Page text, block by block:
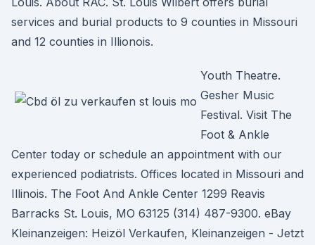
services and burial products to 9 counties in Missouri
and 12 counties in Illionois.
Youth Theatre.
Gesher Music
Festival. Visit The
Foot & Ankle
Center today or schedule an appointment with our
experienced podiatrists. Offices located in Missouri and
Illinois. The Foot And Ankle Center 1299 Reavis
Barracks St. Louis, MO 63125 (314) 487-9300. eBay
Kleinanzeigen: Heizöl Verkaufen, Kleinanzeigen - Jetzt